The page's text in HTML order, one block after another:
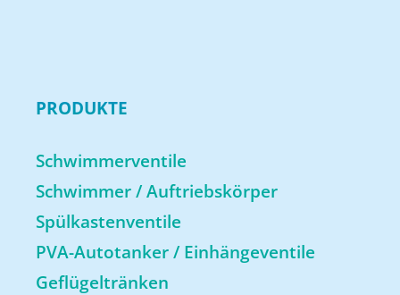
PRODUKTE
Schwimmerventile
Schwimmer / Auftriebskörper
Spülkastenventile
PVA-Autotanker / Einhängeventile
Geflügeltränken